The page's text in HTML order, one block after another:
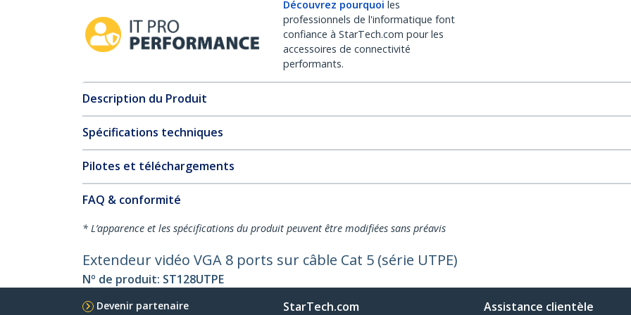
Découvrez pourquoi les
professionnels de l'informatique font
confiance à StarTech.com pour les
accessoires de connectivité
performants.
Description du Produit
Spécifications techniques
Pilotes et téléchargements
FAQ & conformité
* L’apparence et les spécifications du produit peuvent être modifiées sans préavis
Extendeur vidéo VGA 8 ports sur câble Cat 5 (série UTPE)
Nº de produit: ST128UTPE
Devenir partenaire
StarTech.com Assistance clientèle